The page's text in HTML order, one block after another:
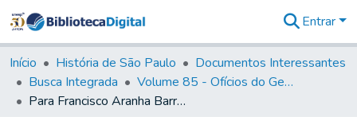
&
Coleções
Tudo na
Biblioteca
Entrar
Início História de São Paulo
Documentos Interessantes
Busca Integrada
Volume 85 - Ofícios do General Francisco da Cunha Menezes (Governador da Capitania): 1782- 1786
Para Francisco Aranha Barreto, Sargento Mor Comandante da Praça de Santos.